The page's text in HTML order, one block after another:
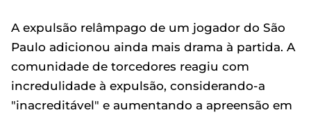
A expulsão relâmpago de um jogador do São
Paulo adicionou ainda mais drama à partida. A
comunidade de torcedores reagiu com
incredulidade à expulsão, considerando-a
"inacreditável" e aumentando a apreensão em